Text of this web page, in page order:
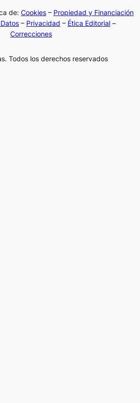
de: Cookies – Propiedad y Financiación
– Privacidad – Ética Editorial –
Correcciones
Todos los derechos reservados